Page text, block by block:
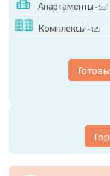
Апартаменты - 551
Комплексы - 125